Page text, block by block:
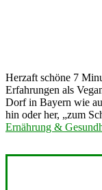
Herzaft schöne 7
Erfahrungen als
Dorf in Bayern wie
hin oder her, „zum
Ernährung &